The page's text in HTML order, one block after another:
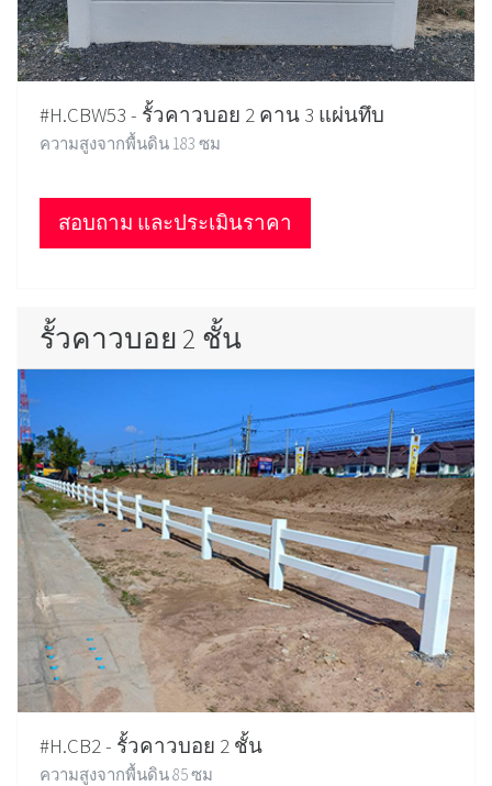
#H.CBW53 - รั้วคาวบอย 2 คาน 3 แผ่นทึบ
ความสูงจากพื้นดิน 183 ซม
สอบถาม และประเมินราคา
รั้วคาวบอย 2 ชั้น
#H.CB2 - รั้วคาวบอย 2 ชั้น
ความสูงจากพื้นดิน 85 ซม